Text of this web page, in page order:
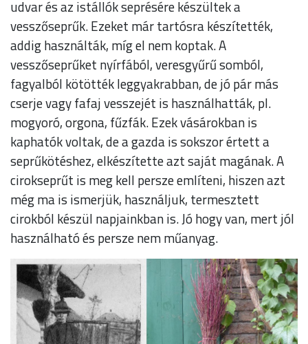
udvar és az istállók seprésére készültek a
vesszőseprűk. Ezeket már tartósra készítették,
addig használták, míg el nem koptak. A
vesszőseprűket nyírfából, veresgyűrű somból,
fagyalból kötötték leggyakrabban, de jó pár más
cserje vagy fafaj vesszejét is használhatták, pl.
mogyoró, orgona, fűzfák. Ezek vásárokban is
kaphatók voltak, de a gazda is sokszor értett a
seprűkötéshez, elkészítette azt saját magának. A
cirokseprűt is meg kell persze említeni, hiszen azt
még ma is ismerjük, használjuk, termesztett
cirokból készül napjainkban is. Jó hogy van, mert jól
használható és persze nem műanyag.